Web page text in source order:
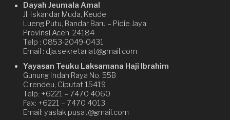
Dayah Jeumala Amal
Jl. Iskandar Muda, Keude
Lueng Putu, Bandar Baru – Pidie Jaya
Provinsi Aceh. 24184
Telp : 0853-2049-0431
Email : dja.sekretariat@gmail.com
Yayasan Teuku Laksamana Haji Ibrahim
Gunung Indah Raya No. 55B
Cirendeu, Ciputat 15419
Telp: +6221 – 7470 4060
Fax: +6221 – 7470 4013
Email: yaslak.pusat@gmail.com